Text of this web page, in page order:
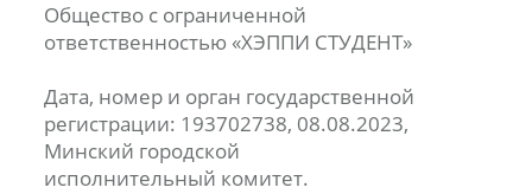
Общество с ограниченной
ответственностью «ХЭППИ СТУДЕНТ»
Дата, номер и орган государственной
регистрации: 193702738, 08.08.2023,
Минский городской
исполнительный комитет.